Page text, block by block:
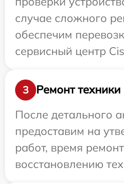
случае сложного
обеспечим
сервисный центр
3
Ремонт техники
После детального
предоставим на
работ, время
восстановлению